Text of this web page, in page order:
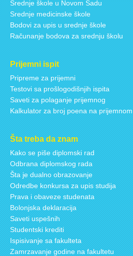
Srednje škole u Novom Sadu
Srednje medicinske škole
Bodovi za upis u srednje škole
Računanje bodova za srednju školu
Prijemni ispit
Pripreme za prijemni
Testovi sa prošlogodišnjih ispita
Saveti za polaganje prijemnog
Kalkulator za broj poena na prijemnom
Šta treba da znam
Kako se piše diplomski rad
Odbrana diplomskog rada
Šta je dualno obrazovanje
Odredbe konkursa za upis studija
Prava i obaveze studenata
Bolonjska deklaracija
Saveti uspešnih
Studentski krediti
Ispisivanje sa fakulteta
Zamrzavanje godine na fakultetu